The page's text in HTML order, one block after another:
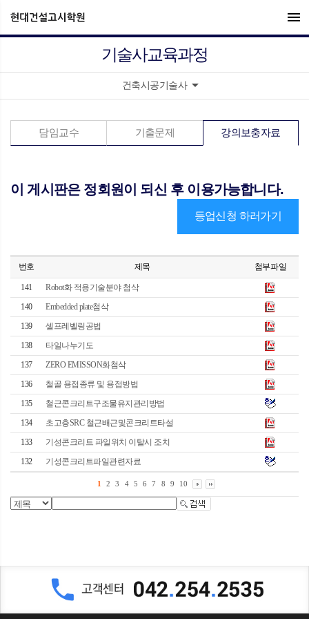
menu
기술사교육과정
건축시공기술사arrow_drop_down
담임교수 기출문제 강의보충자료
이 게시판은 정회원이 되신 후 이용가능합니다.
등업신청 하러가기
번호 제목 첨부파일
141
Robot화 적용기술분야 첨삭
140
Embedded plate첨삭
139
셀프레벨링공법
138
타일나누기도
137
ZERO EMISSON화첨삭
136
철골 용접종류 및 용접방법
135
철근콘크리트구조물유지관리방법
134
초고층SRC 철근배근및콘크리트타설
133
기성콘크리트 파일위치 이탈시 조치
132
기성콘크리트파일관련자료
1 2 3 4 5 6 7 8 9 10